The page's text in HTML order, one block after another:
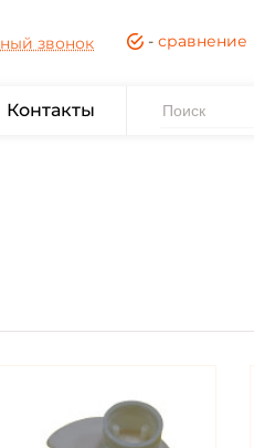
звонок - сравнение
Контакты